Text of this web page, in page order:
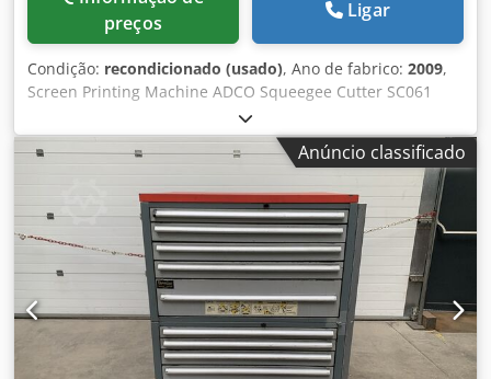
preços
Ligar
Condição: recondicionado (usado), Ano de fabrico: 2009,
Screen Printing Machine ADCO Squeegee Cutter SC061
(2009). Djdpfoxk T Hpjx Ai Rekr Sartech is a company
specializing in solutions for screen printing, automation,
and robotics, and manufactures UV (electronic) or hot air
tunnels. * * Máquina de serigrafia ADCO Squeegee Cutter
SC061 (2009). Sartech é uma empresa especializada em
soluções para serigrafia, automação e robótica e
fabricação de túneis UV (eletrônico) ou de ar quente.
Anúncio classificado